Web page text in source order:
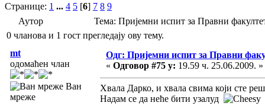
Странице: 1 ... 4 5 [6] 7 8 9
Аутор
Тема: Пријемни испит за Правни
0 чланова и 1 гост прегледају ову тему.
mt
одомаћен члан
Ван
мреже
Одг: Пријемни испит за Правни
« Одговор #75 у: 19.59 ч. 25.06.2009. »
Хвала Дарко, и хвала свима који сте
Надам се да неће бити узалуд